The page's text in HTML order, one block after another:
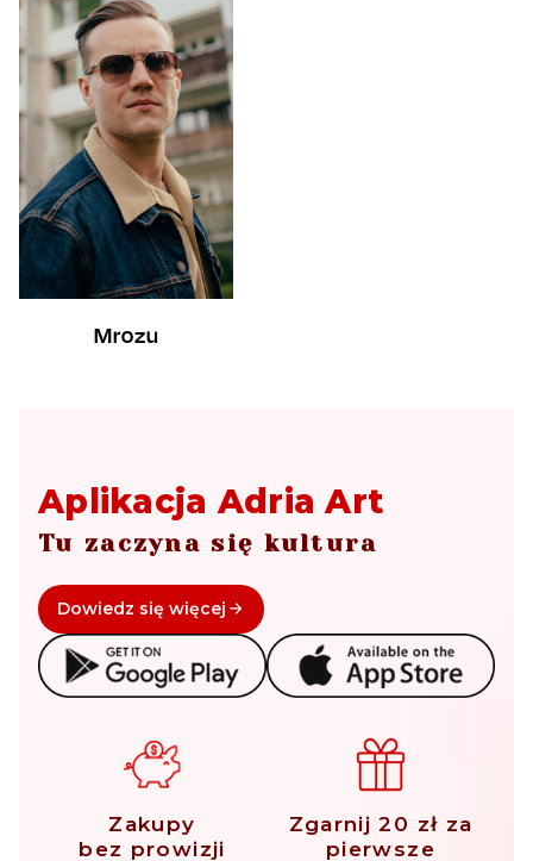
Mrozu
Aplikacja Adria Art
Tu zaczyna się kultura
Dowiedz się więcej
Zakupy
bez prowizji
Zgarnij 20 zł za
pierwsze